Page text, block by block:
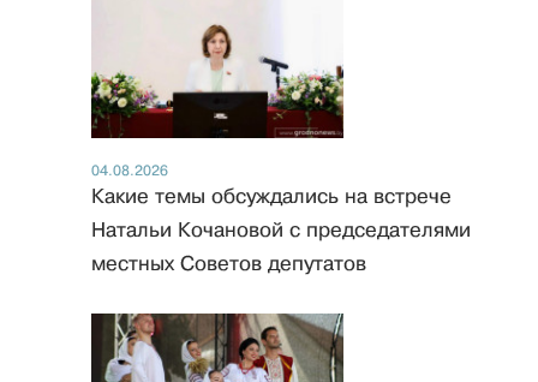
04.08.2026
Какие темы обсуждались на встрече
Натальи Кочановой с председателями
местных Советов депутатов